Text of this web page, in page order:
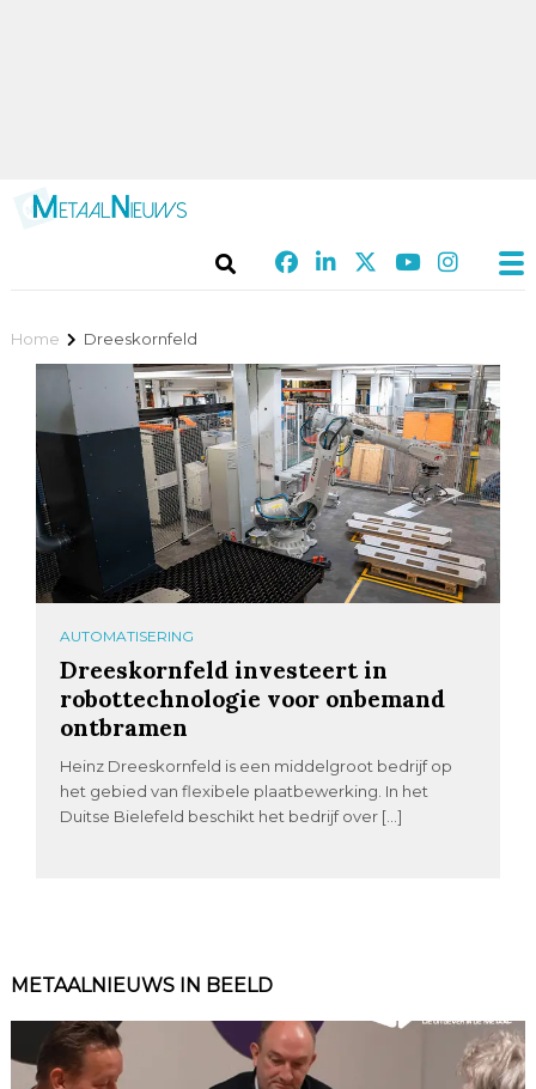
Home Dreeskornfeld
AUTOMATISERING
Dreeskornfeld investeert in
robottechnologie voor onbemand
ontbramen
Heinz Dreeskornfeld is een middelgroot bedrijf op
het gebied van flexibele plaatbewerking. In het
Duitse Bielefeld beschikt het bedrijf over […]
METAALNIEUWS IN BEELD